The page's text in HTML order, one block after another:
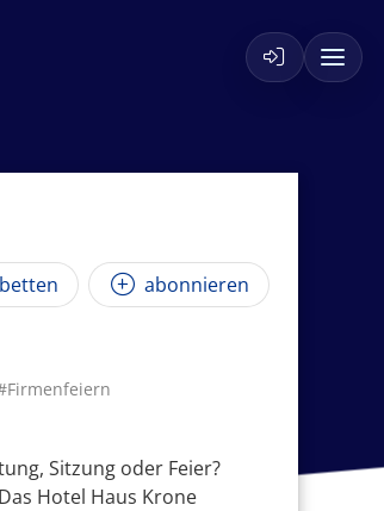
abonnieren
Sitzung oder Feier?
Hotel Haus Krone